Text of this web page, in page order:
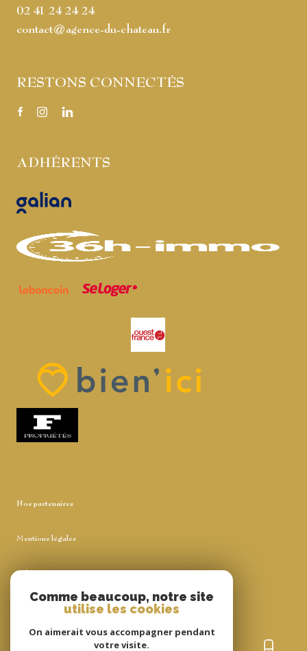
02 41 24 24 24
contact@agence-du-chateau.fr
RESTONS CONNECTÉS
ADHÉRENTS
Nos partenaires
Mentions légales
Admin
Nos honoraires
Comme beaucoup, notre site
utilise les cookies
On aimerait vous accompagner pendant
votre visite.